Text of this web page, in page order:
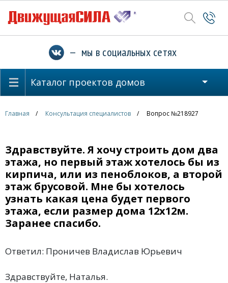
— мы в социальных сетях
Каталог проектов домов
Главная Консультация специалистов Вопрос №218927
Здравствуйте. Я хочу строить дом два
этажа, но первый этаж хотелось бы из
кирпича, или из пеноблоков, а второй
этаж брусовой. Мне бы хотелось
узнать какая цена будет первого
этажа, если размер дома 12х12м.
Заранее спасибо.
Ответил: Проничев Владислав Юрьевич
Здравствуйте, Наталья.